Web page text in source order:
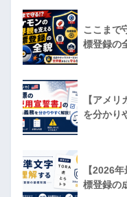
ここまで
標登録の
【アメ
を分かり
【2026
標登録の